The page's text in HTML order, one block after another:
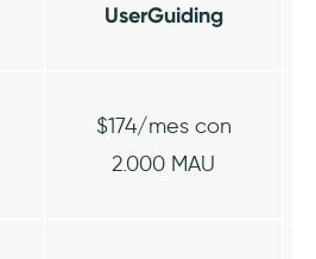
UserGuiding
$174/mes con
2.000 MAU